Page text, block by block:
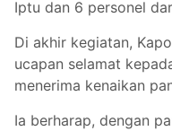
Iptu dan 6 personel
Di akhir kegiatan,
ucapan selamat
menerima kenaikan
Ia berharap, dengan